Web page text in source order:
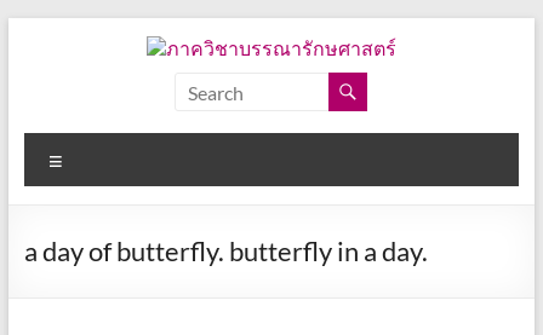
วิชา
บรรณารักษศาสตร์
อักษร
a day of butterfly. butterfly in a day.